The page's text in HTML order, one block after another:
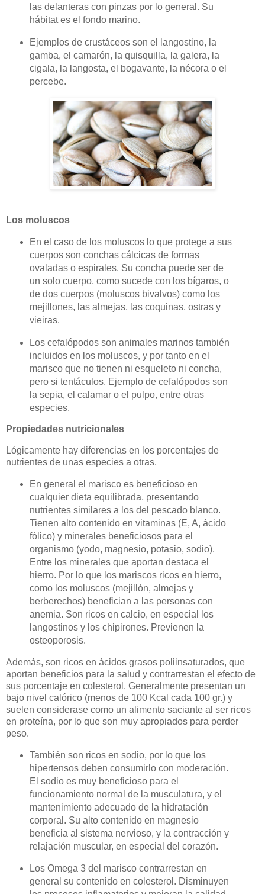
las delanteras con pinzas por lo general. Su
hábitat es el fondo marino.
Ejemplos de crustáceos son el langostino, la
gamba, el camarón, la quisquilla, la galera, la
cigala, la langosta, el bogavante, la nécora o el
percebe.
Los moluscos
En el caso de los moluscoslo que protege a sus
cuerpos son conchas cálcicas de formas
ovaladas o espirales. Su concha puede ser de
un solo cuerpo, como sucede con los bígaros, o
de dos cuerpos (moluscos bivalvos) como los
mejillones, las almejas, las coquinas, ostras y
vieiras.
Los cefalópodos son animales marinos también
incluidos en los moluscos, y por tanto en el
marisco que no tienen ni esqueleto ni concha,
pero si tentáculos. Ejemplo de cefalópodos son
la sepia, el calamar o el pulpo, entre otras
especies.
Propiedades nutricionales
Lógicamente hay diferencias en los porcentajes de
nutrientes de unas especies a otras.
En general el marisco es beneficioso en
cualquier dieta equilibrada, presentando
nutrientes similares a los del pescado blanco.
Tienen alto contenido en vitaminas (E, A, ácido
fólico) y minerales beneficiosos para el
organismo (yodo, magnesio, potasio, sodio).
Entre los minerales que aportan destaca el
hierro. Por lo que los mariscos ricos en hierro,
como los moluscos (mejillón, almejas y
berberechos) benefician a las personas con
anemia. Son ricos en calcio, en especial los
langostinos y los chipirones. Previenen la
osteoporosis.
Además, son ricos en ácidos grasos poliinsaturados, que
aportan beneficios para la salud y contrarrestan el efecto de
sus porcentaje en colesterol. Generalmente presentan un
bajo nivel calórico (menos de 100 Kcal cada 100 gr.) y
suelen considerase como un alimento saciante al ser ricos
en proteína, por lo que son muy apropiados para perder
peso.
También son ricos en sodio, por lo que los
hipertensos deben consumirlo con moderación.
El sodio es muy beneficioso para el
funcionamiento normal de la musculatura, y el
mantenimiento adecuado de la hidratación
corporal. Su alto contenido en magnesio
beneficia al sistema nervioso, y la contracción y
relajación muscular, en especial del corazón.
Los Omega 3 del marisco contrarrestan en
general su contenido en colesterol. Disminuyen